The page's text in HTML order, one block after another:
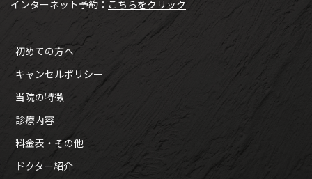
インターネット予約： こちらをクリック
初めての方へ
キャンセルポリシー
当院の特徴
診療内容
料金表・その他
ドクター紹介